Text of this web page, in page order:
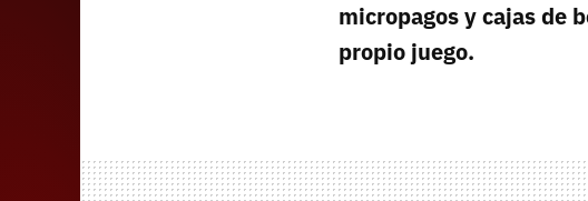
micropagos y cajas de
propio juego.